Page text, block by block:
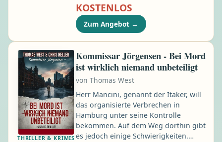
Sicherheitsraum, im Schnee, im
Wohnwagen oder auf der Toilette. Von
unschuldig bis hemmungslos, von
zärtlich bis hart. Die Geschichten
reichen von der schüchternen
Assistentin, die zum Spielzeug ihres
dominanten Chefs wird, über die
junge Diebin, die sich dem
Sicherheitsdienst hingibt, bis zur
Affäre …
KOSTENLOS
Zum Angebot →
THRILLER & KRIMIS
Kommissar Jörgensen - Bei Mord
ist wirklich niemand unbeteiligt
von Thomas West
Herr Mancini, genannt der Itaker, will
das organisierte Verbrechen in
Hamburg unter seine Kontrolle
bekommen. Auf dem Weg dorthin gibt
es jedoch einige Schwierigkeiten.